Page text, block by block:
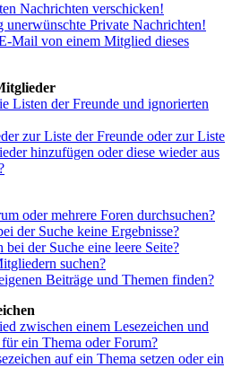
Nachrichten verschicken!
unerwünschte Private Nachrichten!
Mail von einem Mitglied dieses
Listen der Freunde und ignorierten
zur Liste der Freunde oder zur Liste
hinzufügen oder diese wieder aus
oder mehrere Foren durchsuchen?
der Suche keine Ergebnisse?
der Suche eine leere Seite?
suchen?
Beiträge und Themen finden?
zwischen einem Lesezeichen und
ein Thema oder Forum?
auf ein Thema setzen oder ein